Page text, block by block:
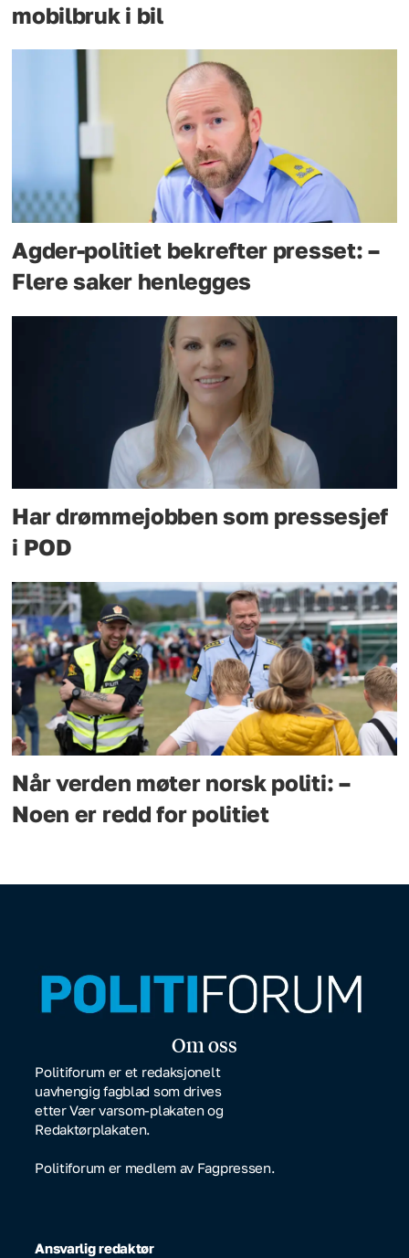
mobilbruk i bil
Agder-politiet bekrefter presset: –
Flere saker henlegges
Har drømmejobben som pressesjef
i POD
Når verden møter norsk politi: –
Noen er redd for politiet
Om oss
Politiforum er et redaksjonelt
uavhengig fagblad som drives
etter Vær varsom-plakaten og
Redaktørplakaten.
Politiforum er medlem av Fagpressen.
Ansvarlig redaktør